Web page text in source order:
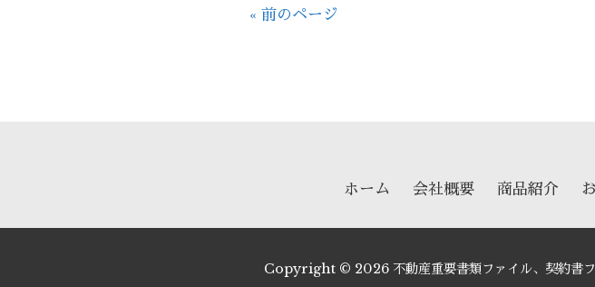
« 前のページ
ホーム 会社概要 商品紹介
Copyright © 2026 不動産重要書類ファイル、契約